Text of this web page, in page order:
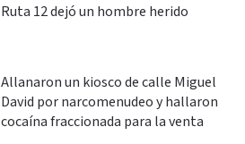
Ruta 12 dejó un hombre herido
Allanaron un kiosco de calle Miguel
David por narcomenudeo y hallaron
cocaína fraccionada para la venta